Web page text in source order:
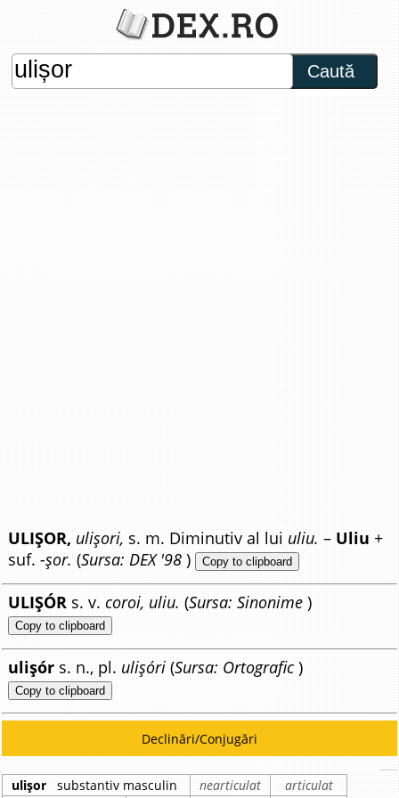
Caută
ULIȘOR, ulișori, s. m. Diminutiv al lui uliu. – Uliu +
suf.-șor. (Sursa: DEX '98 ) Copy to clipboard
ULIȘÓR s. v.coroi, uliu. (Sursa: Sinonime )
Copy to clipboard
ulișór s. n., pl. ulișóri (Sursa: Ortografic )
Copy to clipboard
Declinări/Conjugări
ulișor substantiv masculin nearticulat articulat